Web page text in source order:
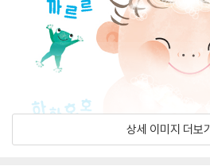
상세 이미지 더보기